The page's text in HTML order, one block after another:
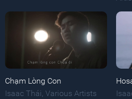
Chạm Lòng Con
Isaac Thái, Various Artists